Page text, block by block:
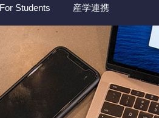
For Students 産学連携